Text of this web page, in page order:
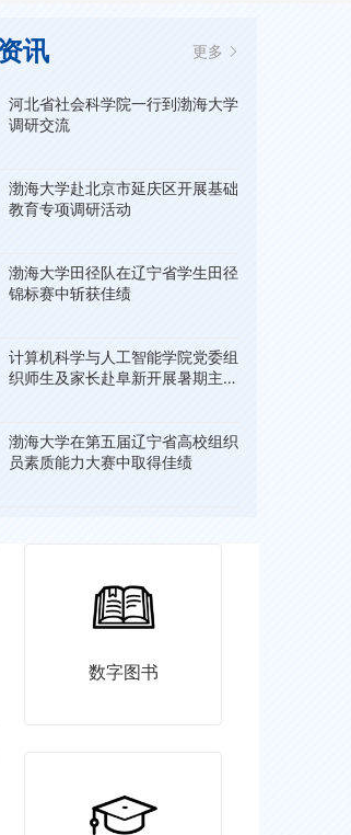
讯 更多
河北省社会科学院一行到渤海大学
调研交流
渤海大学赴北京市延庆区开展基础
教育专项调研活动
渤海大学田径队在辽宁省学生田径
锦标赛中斩获佳绩
计算机科学与人工智能学院党委组
织师生及家长赴阜新开展暑期主题
渤海大学在第五届辽宁省高校组织
员素质能力大赛中取得佳绩
数字图书